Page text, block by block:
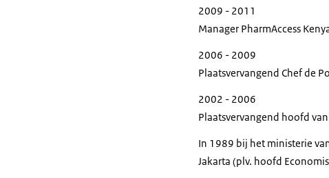
2009 - 2011
Manager PharmAccess
2006 - 2009
Plaatsvervangend Chef de
2002 - 2006
Plaatsvervangend hoofd
In 1989 bij het ministerie
Jakarta (plv. hoofd